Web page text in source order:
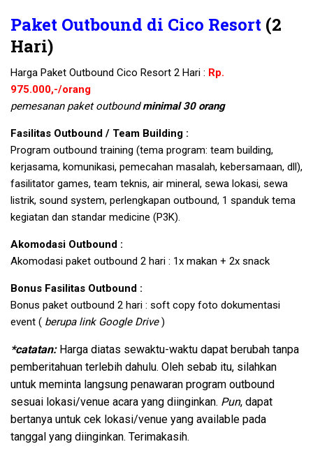
Paket Outbound di Cico Resort (2
Hari)
Harga Paket Outbound Cico Resort 2 Hari : Rp.
975.000,-/orang
pemesanan paket outboundminimal 30 orang
Fasilitas Outbound / Team Building :
Program outbound training (tema program: team building,
kerjasama, komunikasi, pemecahan masalah, kebersamaan, dll),
fasilitator games, team teknis, air mineral, sewa lokasi, sewa
listrik, sound system, perlengkapan outbound, 1 spanduk tema
kegiatan dan standar medicine (P3K).
Akomodasi Outbound :
Akomodasi paket outbound 2 hari : 1x makan + 2x snack
Bonus Fasilitas Outbound :
Bonus paket outbound 2 hari : soft copy foto dokumentasi
event ( berupa link Google Drive)
*catatan:Harga diatas sewaktu-waktu dapat berubah tanpa
pemberitahuan terlebih dahulu. Oleh sebab itu, silahkan
untuk meminta langsung penawaran program outbound
sesuai lokasi/venue acara yang diinginkan. Pun, dapat
bertanya untuk cek lokasi/venue yang available pada
tanggal yang diinginkan. Terimakasih.